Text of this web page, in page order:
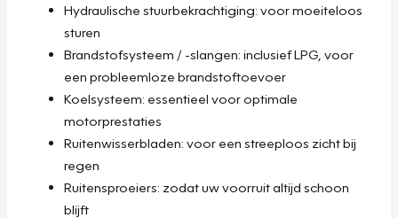
Hydraulische stuurbekrachtiging: voor moeiteloos
sturen
Brandstofsysteem / -slangen: inclusief LPG, voor
een probleemloze brandstoftoevoer
Koelsysteem: essentieel voor optimale
motorprestaties
Ruitenwisserbladen: voor een streeploos zicht bij
regen
Ruitensproeiers: zodat uw voorruit altijd schoon
blijft